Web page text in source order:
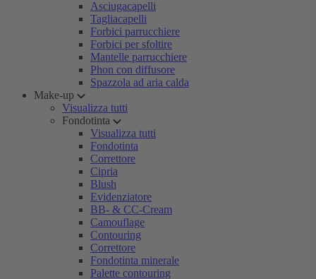
Asciugacapelli
Tagliacapelli
Forbici parrucchiere
Forbici per sfoltire
Mantelle parrucchiere
Phon con diffusore
Spazzola ad aria calda
Make-up
Visualizza tutti
Fondotinta
Visualizza tutti
Fondotinta
Correttore
Cipria
Blush
Evidenziatore
BB- & CC-Cream
Camouflage
Contouring
Correttore
Fondotinta minerale
Palette contouring